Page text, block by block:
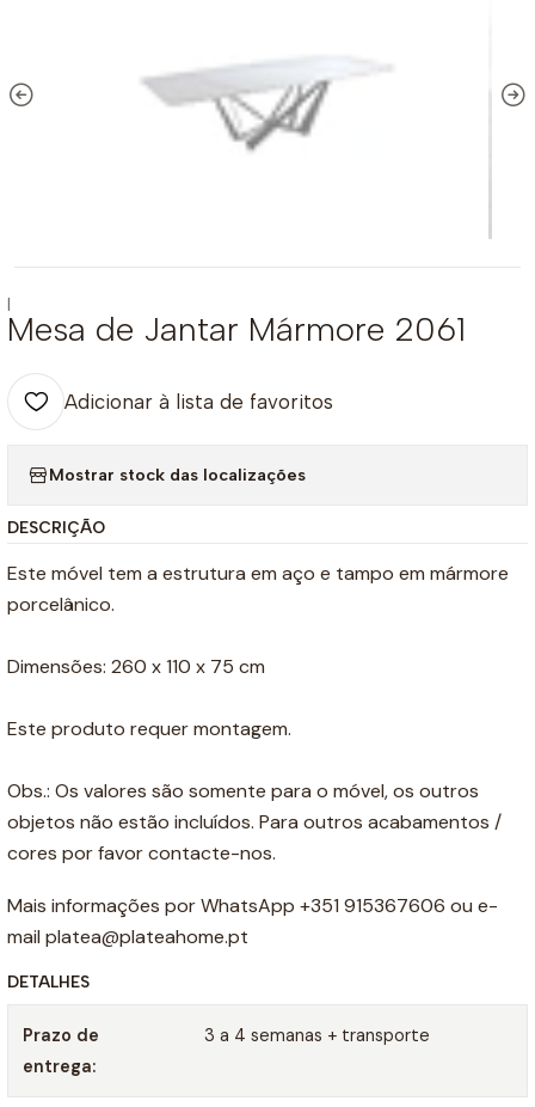
|
Mesa de Jantar Mármore 2061
Adicionar à lista de favoritos
Mostrar stock das localizações
DESCRIÇÃO
Este móvel tem a estrutura em aço e tampo em mármore
porcelânico.
Dimensões: 260 x 110 x 75 cm
Este produto requer montagem.
Obs.: Os valores são somente para o móvel, os outros
objetos não estão incluídos. Para outros acabamentos /
cores por favor contacte-nos.
Mais informações por WhatsApp +351 915367606 ou e-
mail platea@plateahome.pt
DETALHES
Prazo de
entrega:
3 a 4 semanas + transporte